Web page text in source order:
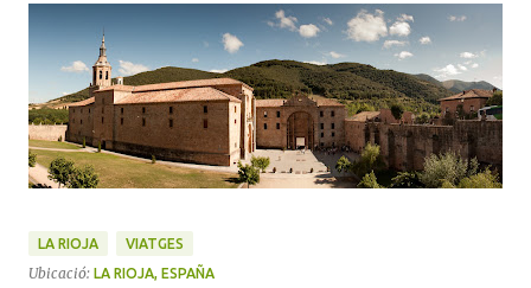
LA RIOJA VIATGES
Ubicació: LA RIOJA, ESPAÑA